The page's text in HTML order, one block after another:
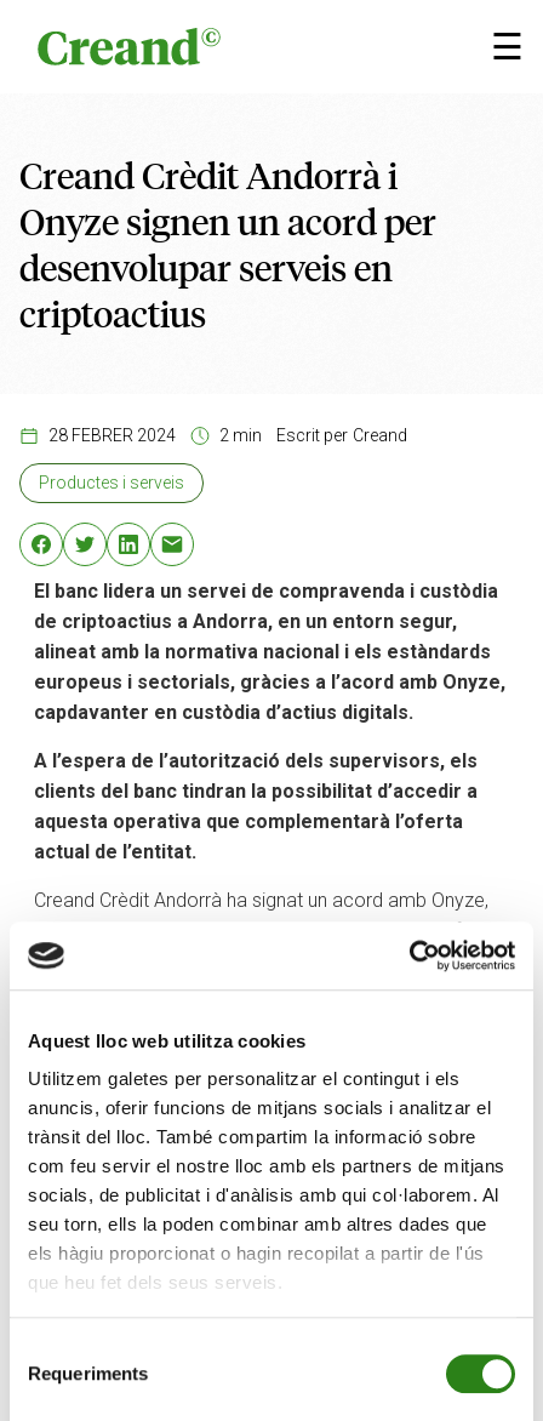
Aquest lloc web utilitza cookies
Utilitzem galetes per personalitzar el contingut i els
anuncis, oferir funcions de mitjans socials i analitzar el
trànsit del lloc. També compartim la informació sobre
com feu servir el nostre lloc amb els partners de mitjans
socials, de publicitat i d'anàlisis amb qui col·laborem. Al
seu torn, ells la poden combinar amb altres dades que
els hàgiu proporcionat o hagin recopilat a partir de l'ús
que heu fet dels seus serveis.
Requeriments
☰
×
Creand Crèdit Andorrà i
Onyze signen un acord per
desenvolupar serveis en
criptoactius
28 FEBRER 2024 2 min Escrit per Creand
Productes i serveis
El banc lidera un servei de compravenda i custòdia
de criptoactius a Andorra, en un entorn segur,
alineat amb la normativa nacional i els estàndards
europeus i sectorials, gràcies a l’acord amb Onyze,
capdavanter en custòdia d’actius digitals.
A l’espera de l’autorització dels supervisors, els
clients del banc tindran la possibilitat d’accedir a
aquesta operativa que complementarà l’oferta
actual de l’entitat.
Creand Crèdit Andorrà ha signat un acord amb Onyze,
líder a Espanya en custòdia d’actius digitals, per oferir
serveis de compravenda i custòdia de criptoactius. Un
cop s’obtingui l’autorització dels supervisors i finalitzi la
principals criptodivises (inicialment: Bitcoin, Ethereum,
Tether i EURC) com un actiu més per complementar les
seves carteres d’inversió. El client podrà veure una
posició consolidada i única en la seva banca online.
L’objectiu d’aquest acord estratègic és oferir als clients
poder realitzar inversions en criptoactius des del seu
banc de forma fàcil, transparent i en un marc de
seguretat i confiança. L’aliança amb Onyze, companyia
estàndard d’innovació tecnològica i de seguretat que